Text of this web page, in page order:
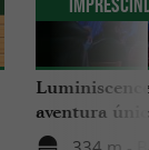
aventura
catedral de